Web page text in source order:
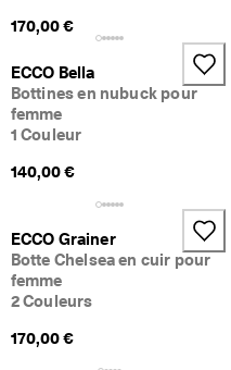
170,00 €
ECCO Bella
Bottines en nubuck pour
femme
1 Couleur
140,00 €
ECCO Grainer
Botte Chelsea en cuir pour
femme
2 Couleurs
170,00 €